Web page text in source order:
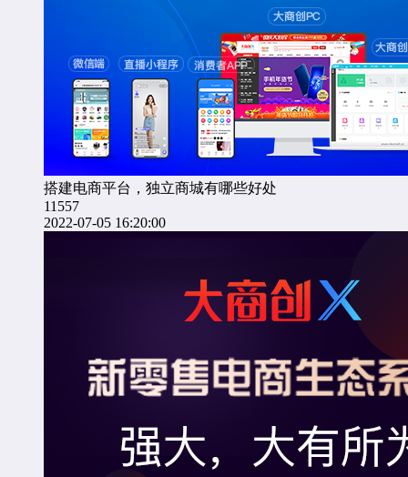
搭建电商平台，独立商城有哪些好处
11557
2022-07-05 16:20:00